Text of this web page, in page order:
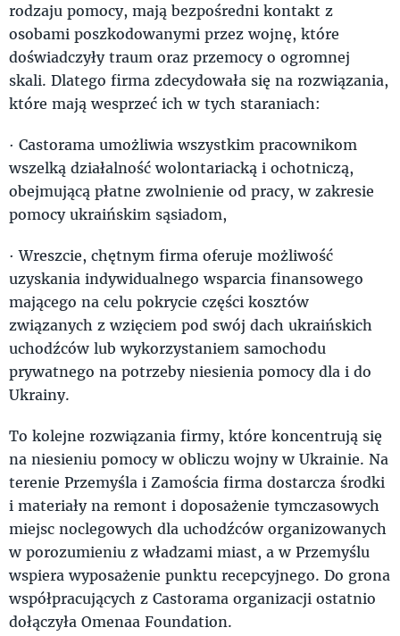
rodzaju pomocy, mają bezpośredni kontakt z
osobami poszkodowanymi przez wojnę, które
doświadczyły traum oraz przemocy o ogromnej
skali. Dlatego firma zdecydowała się na rozwiązania,
które mają wesprzeć ich w tych staraniach:
· Castorama umożliwia wszystkim pracownikom
wszelką działalność wolontariacką i ochotniczą,
obejmującą płatne zwolnienie od pracy, w zakresie
pomocy ukraińskim sąsiadom,
· Wreszcie, chętnym firma oferuje możliwość
uzyskania indywidualnego wsparcia finansowego
mającego na celu pokrycie części kosztów
związanych z wzięciem pod swój dach ukraińskich
uchodźców lub wykorzystaniem samochodu
prywatnego na potrzeby niesienia pomocy dla i do
Ukrainy.
To kolejne rozwiązania firmy, które koncentrują się
na niesieniu pomocy w obliczu wojny w Ukrainie. Na
terenie Przemyśla i Zamościa firma dostarcza środki
i materiały na remont i doposażenie tymczasowych
miejsc noclegowych dla uchodźców organizowanych
w porozumieniu z władzami miast, a w Przemyślu
wspiera wyposażenie punktu recepcyjnego. Do grona
współpracujących z Castorama organizacji ostatnio
dołączyła Omenaa Foundation.